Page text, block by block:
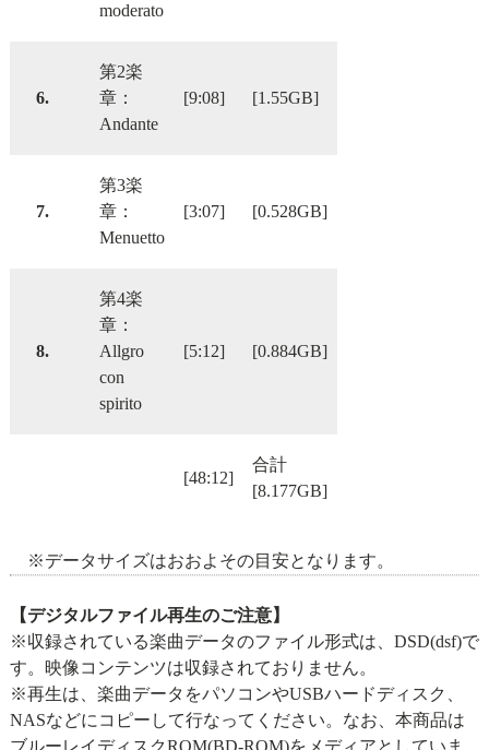
moderato
6.
第2楽
章：
Andante
[9:08] [1.55GB]
7.
第3楽
章：
Menuetto
[3:07] [0.528GB]
8.
第4楽
章：
Allgro
con
spirito
[5:12] [0.884GB]
[48:12]
合計
[8.177GB]
※データサイズはおおよその目安となります。
【デジタルファイル再生のご注意】
※収録されている楽曲データのファイル形式は、DSD(dsf)で
す。映像コンテンツは収録されておりません。
※再生は、楽曲データをパソコンやUSBハードディスク、
NASなどにコピーして行なってください。なお、本商品は